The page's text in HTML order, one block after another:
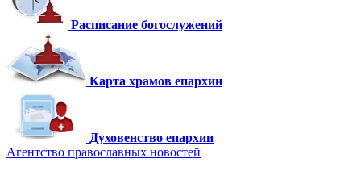
Расписание богослужений
Карта храмов епархии
Духовенство епархии
Агентство православных новостей